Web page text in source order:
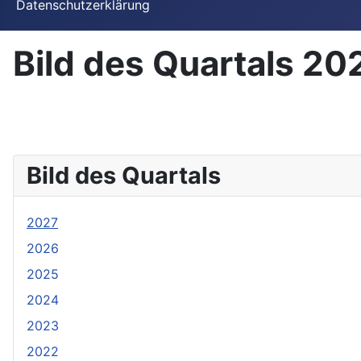
Datenschutzerklärung
Bild des Quartals
2027
2026
2025
2024
2023
2022
Bild des Quartals